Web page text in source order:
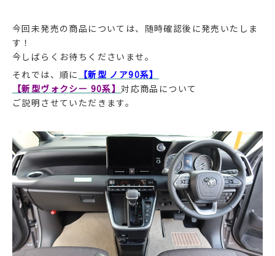
今回未発売の商品については、随時確認後に発売いたしま
す！
今しばらくお待ちくださいませ。
それでは、順に 【新型 ノア90系】
【新型ヴォクシー 90系】対応商品について
ご説明させていただきます。